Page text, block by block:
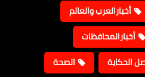
أخبارالعرب والعالم
أخبارالمحافظات
الحكاية
الصحة